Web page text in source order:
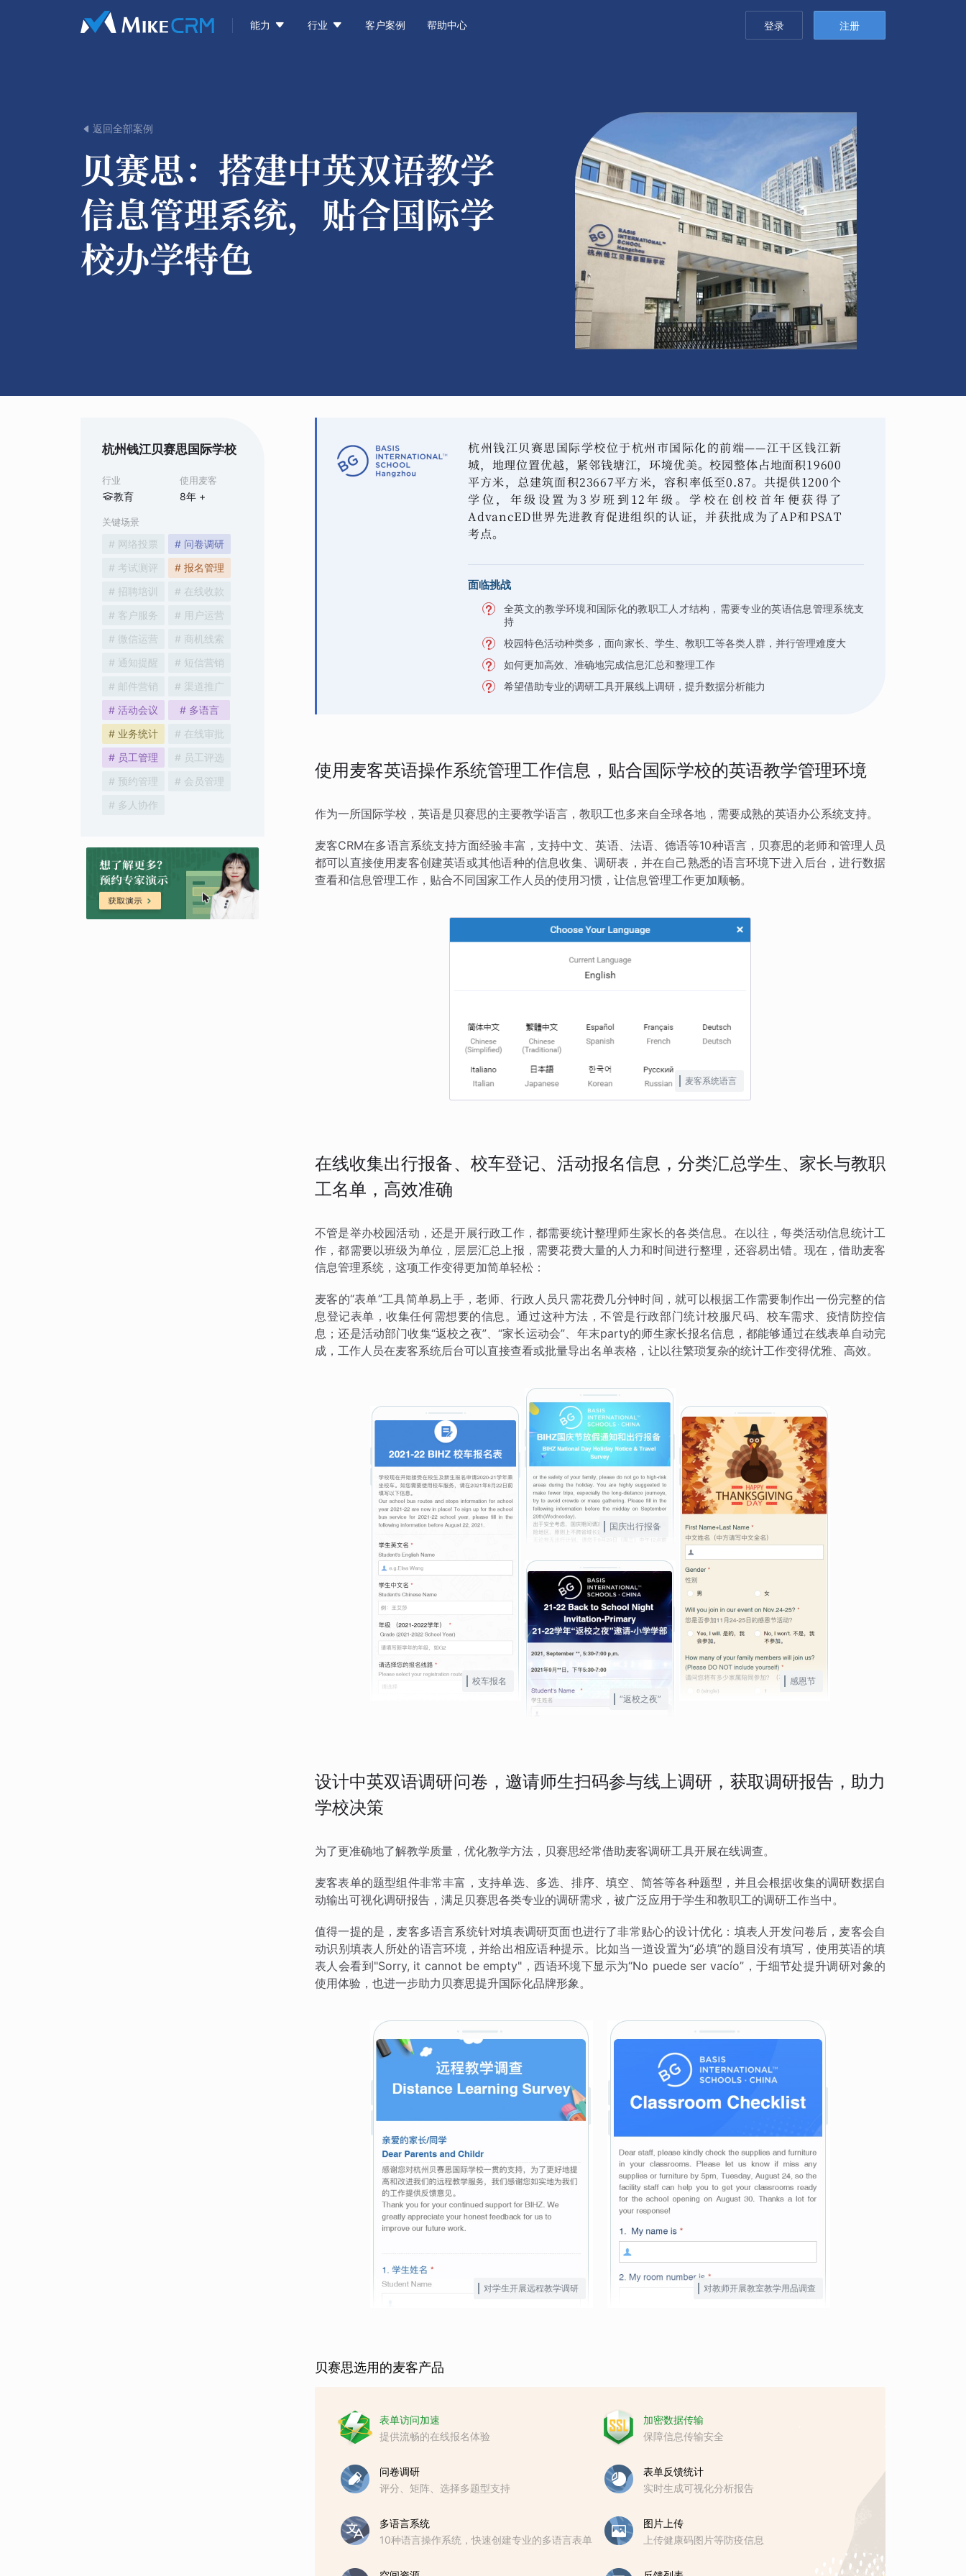
能力  行业  客户案例 帮助中心 登录 注册
 返回全部案例
贝赛思： 搭建中英双语教学
信息管理系统，贴合国际学
校办学特色
杭州钱江贝赛思国际学校
行业
教育
使用麦客
8年 +
关键场景
# 网络投票
# 问卷调研
# 考试测评
# 报名管理
# 招聘培训
# 在线收款
# 客户服务
# 用户运营
# 微信运营
# 商机线索
# 通知提醒
# 短信营销
# 邮件营销
# 渠道推广
# 活动会议
# 多语言
# 业务统计
# 在线审批
# 员工管理
# 员工评选
# 预约管理
# 会员管理
# 多人协作
杭州钱江贝赛思国际学校位于杭州市国际化的前端——江干区钱江新
城，地理位置优越，紧邻钱塘江，环境优美。校园整体占地面积19600
平方米，总建筑面积23667平方米，容积率低至0.87。共提供1200个
学位，年级设置为3岁班到12年级。学校在创校首年便获得了
AdvancED世界先进教育促进组织的认证，并获批成为了AP和PSAT
考点。
面临挑战
全英文的教学环境和国际化的教职工人才结构，需要专业的英语信息管理系统支
持
校园特色活动种类多，面向家长、学生、教职工等各类人群，并行管理难度大
如何更加高效、准确地完成信息汇总和整理工作
希望借助专业的调研工具开展线上调研，提升数据分析能力
使用麦客英语操作系统管理工作信息，贴合国际学校的英语教学管理环境
作为一所国际学校，英语是贝赛思的主要教学语言，教职工也多来自全球各地，需要成熟的英语办公系统支持。
麦客CRM在多语言系统支持方面经验丰富，支持中文、英语、法语、德语等10种语言，贝赛思的老师和管理人员
都可以直接使用麦客创建英语或其他语种的信息收集、调研表，并在自己熟悉的语言环境下进入后台，进行数据
查看和信息管理工作，贴合不同国家工作人员的使用习惯，让信息管理工作更加顺畅。
麦客系统语言
在线收集出行报备、校车登记、活动报名信息，分类汇总学生、家长与教职
工名单，高效准确
不管是举办校园活动，还是开展行政工作，都需要统计整理师生家长的各类信息。在以往，每类活动信息统计工
作，都需要以班级为单位，层层汇总上报，需要花费大量的人力和时间进行整理，还容易出错。现在，借助麦客
信息管理系统，这项工作变得更加简单轻松：
麦客的“表单”工具简单易上手，老师、行政人员只需花费几分钟时间，就可以根据工作需要制作出一份完整的信
息登记表单，收集任何需想要的信息。通过这种方法，不管是行政部门统计校服尺码、校车需求、疫情防控信
息；还是活动部门收集“返校之夜”、“家长运动会”、年末party的师生家长报名信息，都能够通过在线表单自动完
成，工作人员在麦客系统后台可以直接查看或批量导出名单表格，让以往繁琐复杂的统计工作变得优雅、高效。
校车报名
国庆出行报备
“返校之夜”
感恩节
设计中英双语调研问卷，邀请师生扫码参与线上调研，获取调研报告，助力
学校决策
为了更准确地了解教学质量，优化教学方法，贝赛思经常借助麦客调研工具开展在线调查。
麦客表单的题型组件非常丰富，支持单选、多选、排序、填空、简答等各种题型，并且会根据收集的调研数据自
动输出可视化调研报告，满足贝赛思各类专业的调研需求，被广泛应用于学生和教职工的调研工作当中。
值得一提的是，麦客多语言系统针对填表调研页面也进行了非常贴心的设计优化：填表人开发问卷后，麦客会自
动识别填表人所处的语言环境，并给出相应语种提示。比如当一道设置为“必填”的题目没有填写，使用英语的填
表人会看到"Sorry, it cannot be empty"，西语环境下显示为“No puede ser vacío”，于细节处提升调研对象的
使用体验，也进一步助力贝赛思提升国际化品牌形象。
对学生开展远程教学调研 对教师开展教室教学用品调查
贝赛思选用的麦客产品
表单访问加速
提供流畅的在线报名体验
加密数据传输
保障信息传输安全
问卷调研
评分、矩阵、选择多题型支持
表单反馈统计
实时生成可视化分析报告
多语言系统
10种语言操作系统，快速创建专业的多语言表单
图片上传
上传健康码图片等防疫信息